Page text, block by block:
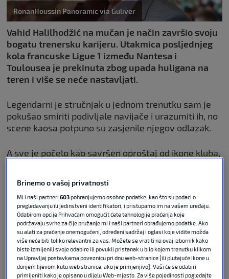
RonanHoussin Panoramic via Guliver
Vahid Halilhodžić na mučan je način završio svoju
bogatu trenersku karijeru. Utakmica posljednjeg
kola francuske Ligue 1 između Nantesa i
Toulousea je prekinuta zbog upada huligana na
teren i više se neće nastavljati.
Legendarni je stručnjak u jednom trenutku sam je
pokušao smiriti podivljale navijače i urazumiti ih, no
scene kaosa potpuno su zasjenile njegov odlazak.
A sve je počelo kao savršen oproštaj od ikone kluba,
POVEZANO
Kaos u Nantesu: Utakmica
prekinuta, Halilhodžić htio
obračun s navijačima
LIGUE 1 17. svi 2026 0
Brinemo o vašoj privatnosti
Mi i naši partneri603pohranjujemo osobne podatke, kao što su podaci o
pregledavanju ili jedinstveni identifikatori, i pristupamo im na vašem uređaju.
Odabirom opcije Prihvaćam omogućit ćete tehnologije praćenja koje
podržavaju svrhe za čije pružanje mi i naši partneri obrađujemo podatke. Ako
su alati za praćenje onemogućeni, određeni sadržaj i oglasi koje vidite možda
više neće biti toliko relevantni za vas. Možete se vratiti na ovaj izbornik kako
biste izmijenili svoje odabire ili povukli pristanak u bilo kojem trenutku klikom
na Upravljaj postavkama poveznicu pri dnu web-stranice [ili plutajuće ikone u
donjem lijevom kutu web stranice, ako je primjenjivo]. Vaši će se odabiri
primijeniti kako je opisano u dijelu Web-mjesto. Za više pojedinosti pogledajte